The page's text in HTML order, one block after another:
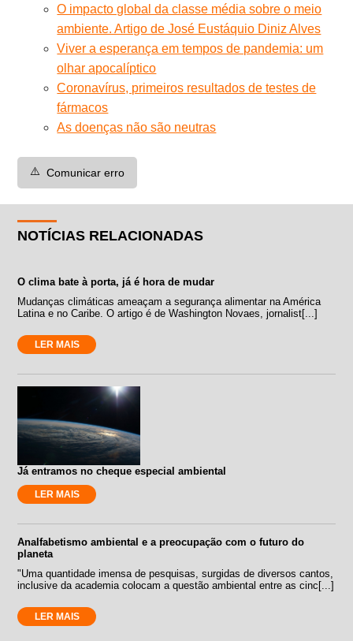
O impacto global da classe média sobre o meio
ambiente. Artigo de José Eustáquio Diniz Alves
Viver a esperança em tempos de pandemia: um
olhar apocalíptico
Coronavírus, primeiros resultados de testes de
fármacos
As doenças não são neutras
⚠️ Comunicar erro
NOTÍCIAS RELACIONADAS
O clima bate à porta, já é hora de mudar
Mudanças climáticas ameaçam a segurança alimentar na América
Latina e no Caribe. O artigo é de Washington Novaes, jornalist[...]
LER MAIS
Já entramos no cheque especial ambiental
LER MAIS
Analfabetismo ambiental e a preocupação com o futuro do
planeta
"Uma quantidade imensa de pesquisas, surgidas de diversos cantos,
inclusive da academia colocam a questão ambiental entre as cinc[...]
LER MAIS